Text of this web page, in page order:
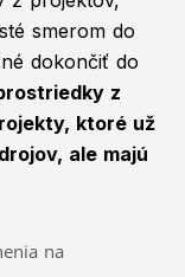
smerom do
dokončiť do
z
ktoré už
ale majú
na